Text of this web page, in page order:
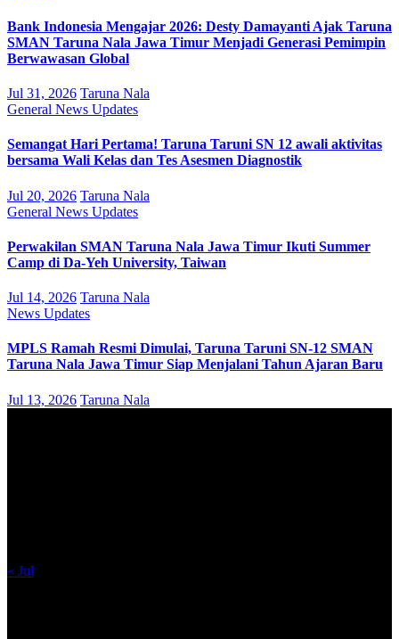
Bank Indonesia Mengajar 2026: Desty Damayanti Ajak Taruna
SMAN Taruna Nala Jawa Timur Menjadi Generasi Pemimpin
Berwawasan Global
Jul 31, 2026 Taruna Nala
General News Updates
Semangat Hari Pertama! Taruna Taruni SN 12 awali aktivitas
bersama Wali Kelas dan Tes Asesmen Diagnostik
Jul 20, 2026 Taruna Nala
General News Updates
Perwakilan SMAN Taruna Nala Jawa Timur Ikuti Summer
Camp di Da-Yeh University, Taiwan
Jul 14, 2026 Taruna Nala
News Updates
MPLS Ramah Resmi Dimulai, Taruna Taruni SN-12 SMAN
Taruna Nala Jawa Timur Siap Menjalani Tahun Ajaran Baru
Jul 13, 2026 Taruna Nala
« Jul